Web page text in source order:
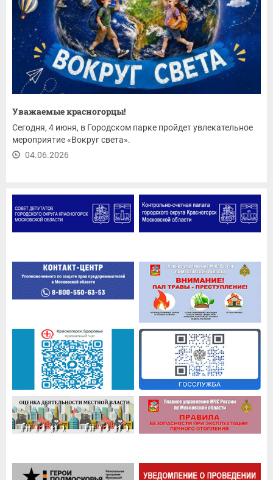
Уважаемые красногорцы!
Сегодня, 4 июня, в Городском парке пройдет увлекательное
мероприятие «Вокруг света».
04.06.2026